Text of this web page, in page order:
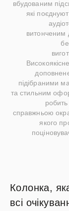
вбудованим
які
витонченим
підібраними
та стильним
робить
справжньою
якого
Колонка,
всі